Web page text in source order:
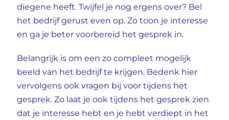
diegene heeft. Twijfel je nog ergens over? Bel
het bedrijf gerust even op. Zo toon je interesse
en ga je beter voorbereid het gesprek in.
Belangrijk is om een zo compleet mogelijk
beeld van het bedrijf te krijgen. Bedenk hier
vervolgens ook vragen bij voor tijdens het
gesprek. Zo laat je ook tijdens het gesprek zien
dat je interesse hebt en je hebt verdiept in het